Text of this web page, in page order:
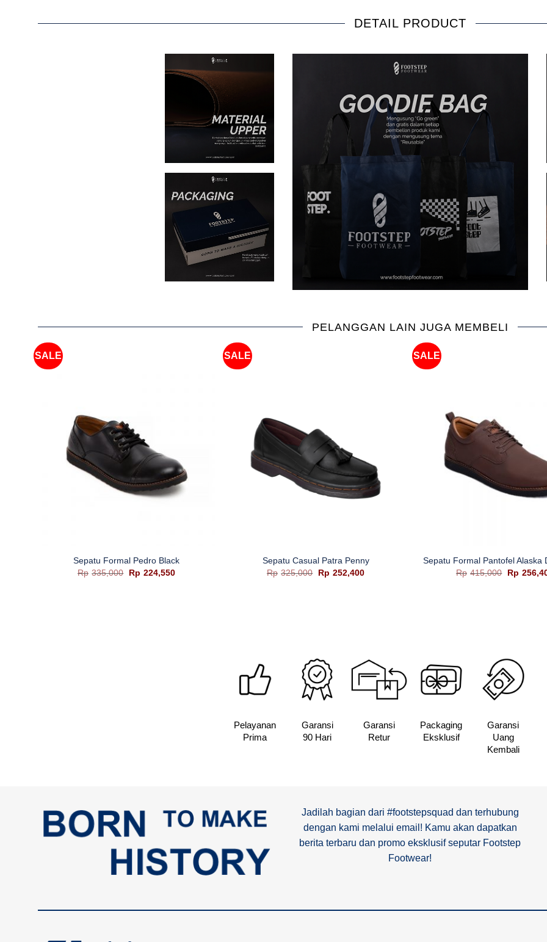
DETAIL PRODUCT
PELANGGAN LAIN JUGA MEMBELI
SALE
Sepatu Formal Pedro Black
Rp 335,000
Harga
aslinya
Rp 224,550Harga
SALE
Sepatu Casual Patra Penny
Rp 325,000
Harga
aslinya
Rp 252,400Harga
SALE
Sepatu Formal Pantofel Alaska
Rp 415,000
Harga
aslinya
Rp
Pelayanan
Prima
Garansi
90 Hari
Garansi
Retur
Packaging
Eksklusif
Garansi
Uang
Kembali
Jadilah bagian dari #footstepsquad dan terhubung
dengan kami melalui email! Kamu akan dapatkan
berita terbaru dan promo eksklusif seputar Footstep
Footwear!